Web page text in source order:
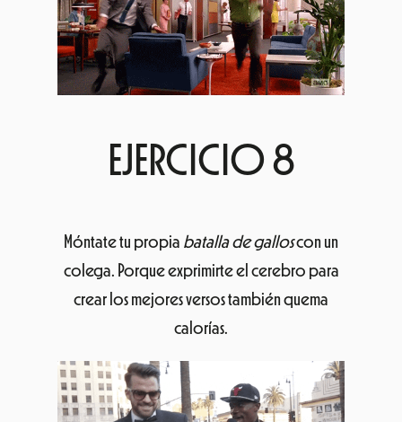
EJERCICIO 8
Móntate tu propia batalla de galloscon un
colega. Porque exprimirte el cerebro para
crear los mejores versos también quema
calorías.